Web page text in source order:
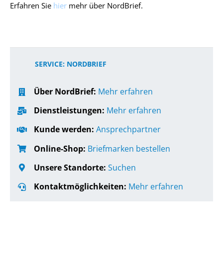
Erfahren Sie hiermehr über NordBrief.
SERVICE: NORDBRIEF
Über NordBrief: Mehr erfahren
Dienstleistungen: Mehr erfahren
Kunde werden:Ansprechpartner
Online-Shop: Briefmarken bestellen
Unsere Standorte:Suchen
Kontaktmöglichkeiten: Mehr erfahren